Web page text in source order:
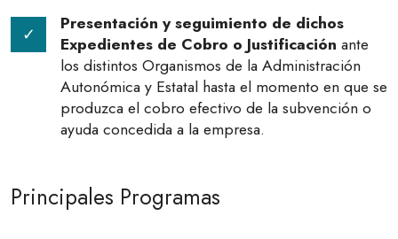
Presentación y seguimiento de dichos
Expedientes de Cobro o Justificación ante
los distintos Organismos de la Administración
Autonómica y Estatal hasta el momento en que se
produzca el cobro efectivo de la subvención o
ayuda concedida a la empresa.
Principales Programas